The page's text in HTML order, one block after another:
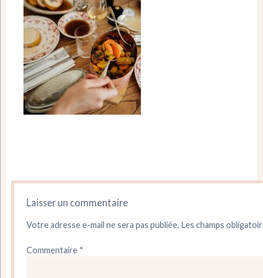
Laisser un commentaire
Votre adresse e-mail ne sera pas publiée. Les champs
Commentaire *